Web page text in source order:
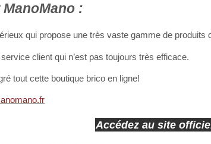
:
qui propose une très vaste gamme de
client qui n’est pas toujours très efficace.
tout cette boutique brico en ligne!
Accédez au site